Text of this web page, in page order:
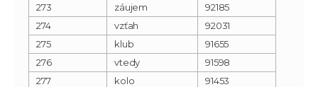
273
záujem
92185
274
vzťah
92031
275
klub
91655
276
vtedy
91598
277
kolo
91453